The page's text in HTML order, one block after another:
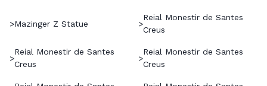
>Mazinger Z Statue >
Reial Monestir de Santes
Creus
>
Reial Monestir de Santes
Creus
>
Reial Monestir de Santes
Creus